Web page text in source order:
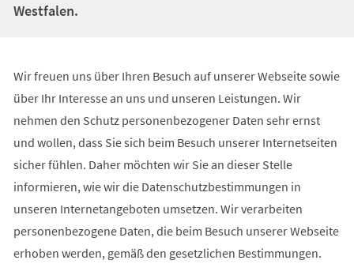
Westfalen.
Wir freuen uns über Ihren Besuch auf unserer Webseite sowie
über Ihr Interesse an uns und unseren Leistungen. Wir
nehmen den Schutz personenbezogener Daten sehr ernst
und wollen, dass Sie sich beim Besuch unserer Internetseiten
sicher fühlen. Daher möchten wir Sie an dieser Stelle
informieren, wie wir die Datenschutzbestimmungen in
unseren Internetangeboten umsetzen. Wir verarbeiten
personenbezogene Daten, die beim Besuch unserer Webseite
erhoben werden, gemäß den gesetzlichen Bestimmungen.